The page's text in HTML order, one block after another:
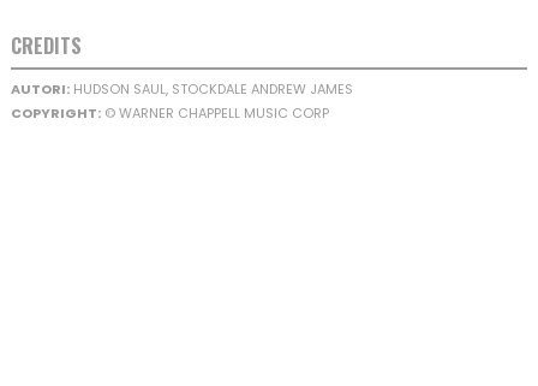
CREDITS
AUTORI:HUDSON SAUL, STOCKDALE ANDREW JAMES
COPYRIGHT:© WARNER CHAPPELL MUSIC CORP